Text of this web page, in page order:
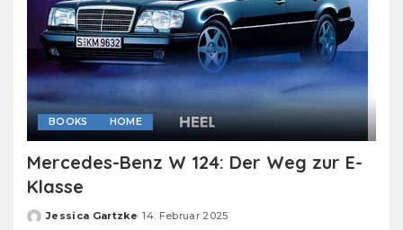
BOOKS HOME
Mercedes-Benz W 124: Der Weg zur E-
Klasse
Posted
Jessica Gartzke 14. Februar 2025